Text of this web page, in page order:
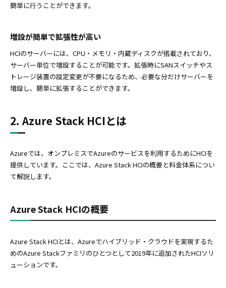
簡単に行うことができます。
増設が簡単で拡張性が高い
HCIのサーバーには、CPU・メモリ・内蔵ディスクが搭載されており、
サーバー単位で増設することが可能です。拡張時にSANスイッチやス
トレージ装置の設定変更が不要になるため、必要な分だけサーバーを
増設し、簡単に拡張することができます。
2. Azure Stack HCIとは
Azureでは、オンプレミスでAzureのサービスを利用するためにHCIを
提供しています。ここでは、Azure Stack HCIの概要と料金体系につい
て解説します。
Azure Stack HCIの概要
Azure Stack HCIとは、Azureでハイブリッド・クラウドを実現するた
めのAzure Stackファミリのひとつとして2019年に追加されたHCIソリ
ューションです。